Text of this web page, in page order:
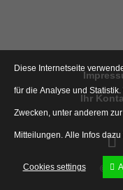
Ihr
©
Diese Internetseite
für die Analyse und
Zwecken, unter anderem
Mitteilungen. Alle Infos
Cookies settings